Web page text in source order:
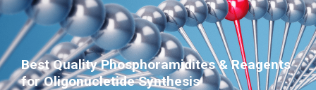
Best Quality Phosphoramidites & Reagents
for Oligonucletide Synthesis